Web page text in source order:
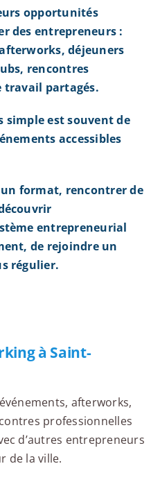
opportunités
des entrepreneurs :
déjeuners
rencontres
travail partagés.
simple est souvent de
accessibles
format, rencontrer de
entrepreneurial
de rejoindre un
régulier.
à Saint-
afterworks,
professionnelles
d’autres entrepreneurs
de la ville.